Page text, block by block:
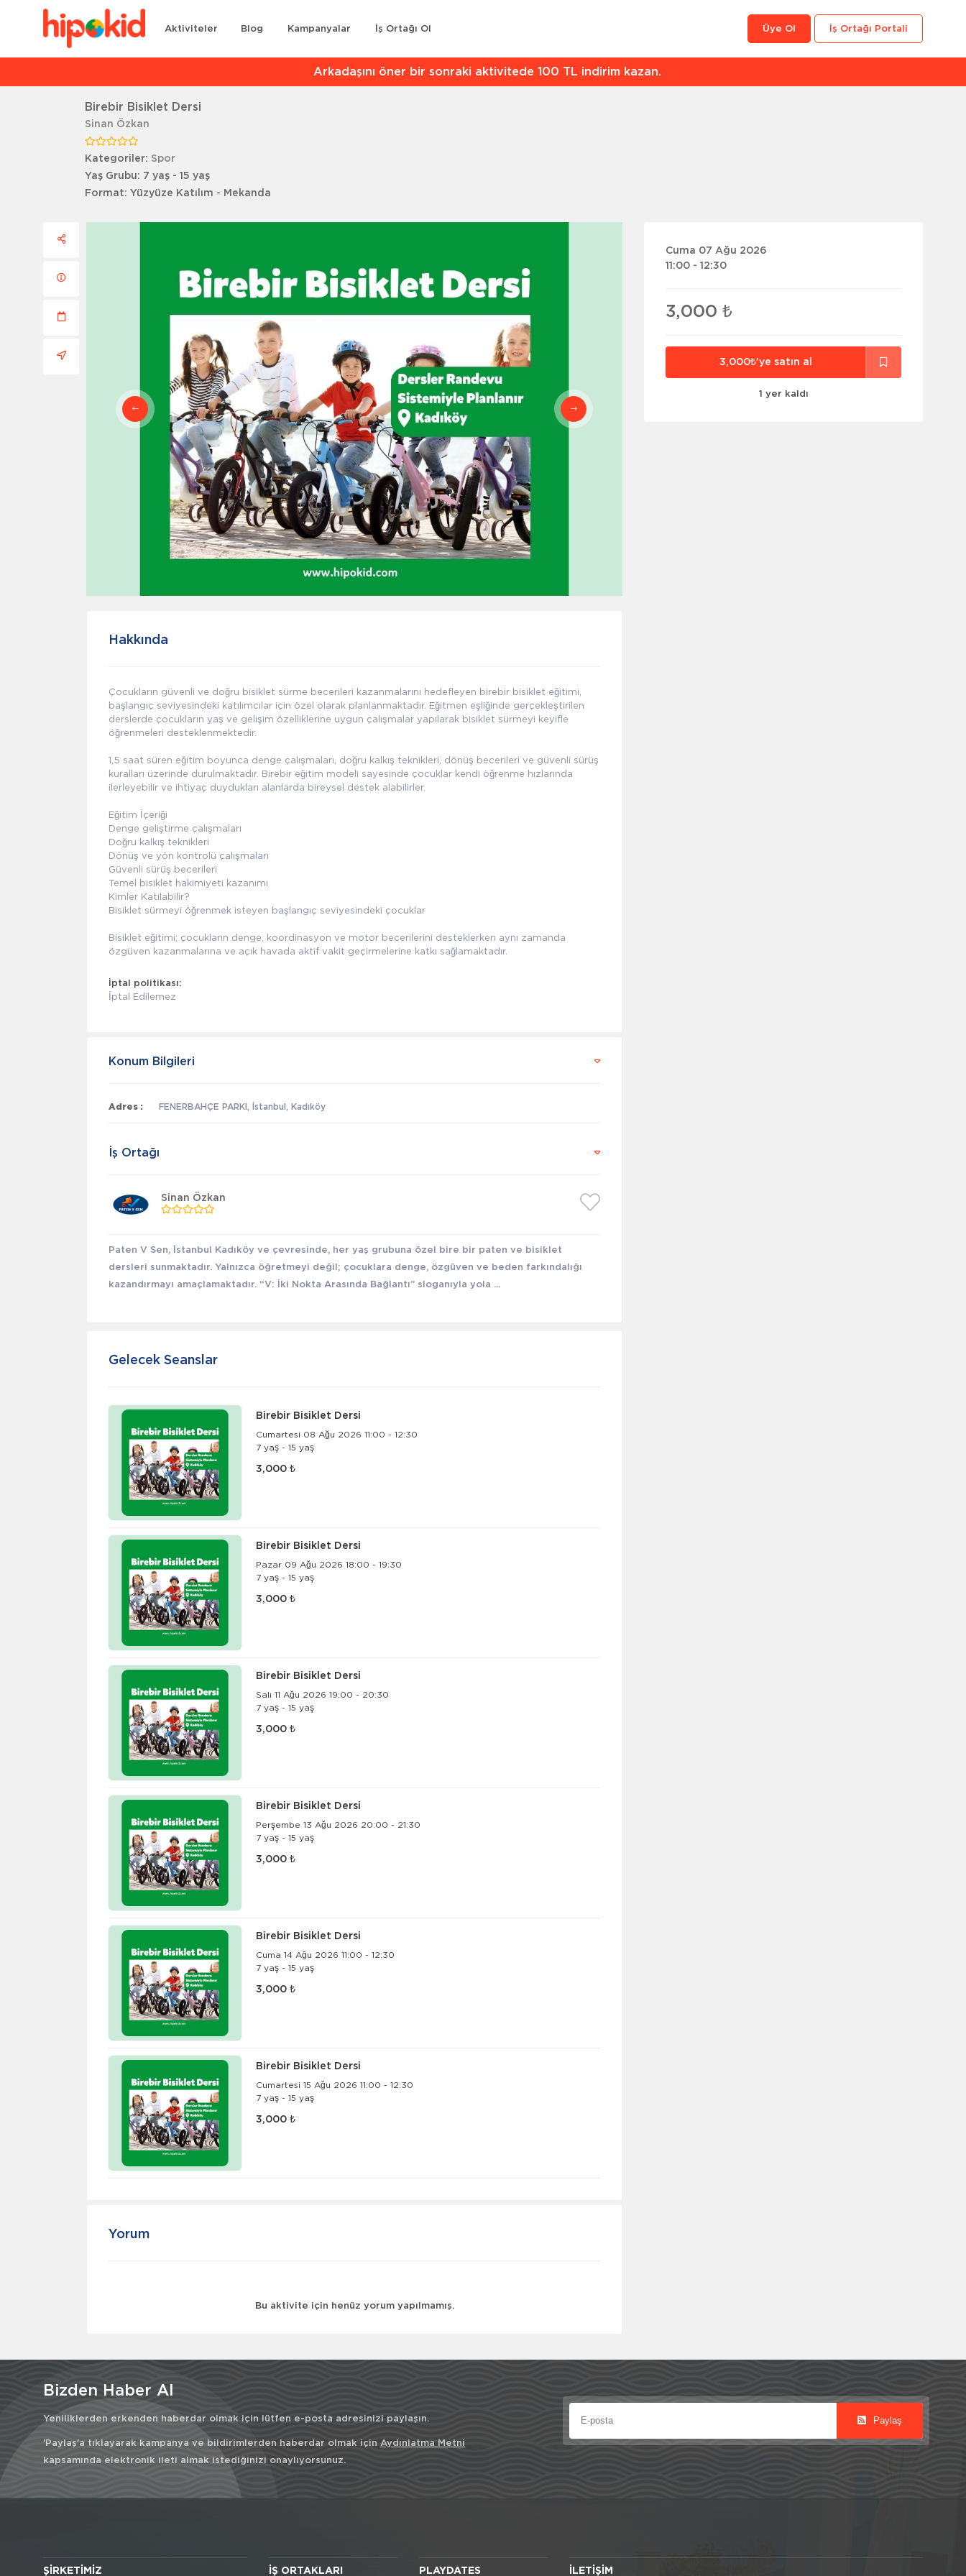
Aktiviteler Blog Kampanyalar İş Ortağı Ol İş Ortağı Portali
Üye Ol
Arkadaşını öner bir sonraki aktivitede 100 TL indirim kazan.
Birebir Bisiklet Dersi
Sinan Özkan
Kategoriler: Spor
Yaş Grubu: 7 yaş - 15 yaş
Format: Yüzyüze Katılım - Mekanda
Hakkında
Çocukların güvenli ve doğru bisiklet sürme becerileri kazanmalarını hedefleyen birebir bisiklet eğitimi,
başlangıç seviyesindeki katılımcılar için özel olarak planlanmaktadır. Eğitmen eşliğinde gerçekleştirilen
derslerde çocukların yaş ve gelişim özelliklerine uygun çalışmalar yapılarak bisiklet sürmeyi keyifle
öğrenmeleri desteklenmektedir.
1,5 saat süren eğitim boyunca denge çalışmaları, doğru kalkış teknikleri, dönüş becerileri ve güvenli sürüş
kuralları üzerinde durulmaktadır. Birebir eğitim modeli sayesinde çocuklar kendi öğrenme hızlarında
ilerleyebilir ve ihtiyaç duydukları alanlarda bireysel destek alabilirler.
Eğitim İçeriği
Denge geliştirme çalışmaları
Doğru kalkış teknikleri
Dönüş ve yön kontrolü çalışmaları
Güvenli sürüş becerileri
Temel bisiklet hakimiyeti kazanımı
Kimler Katılabilir?
Bisiklet sürmeyi öğrenmek isteyen başlangıç seviyesindeki çocuklar
Bisiklet eğitimi; çocukların denge, koordinasyon ve motor becerilerini desteklerken aynı zamanda
özgüven kazanmalarına ve açık havada aktif vakit geçirmelerine katkı sağlamaktadır.
İptal politikası:
İptal Edilemez
Konum Bilgileri
Adres : FENERBAHÇE PARKI, İstanbul, Kadıköy
İş Ortağı
Sinan Özkan
Paten V Sen, İstanbul Kadıköy ve çevresinde, her yaş grubuna özel bire bir paten ve bisiklet
dersleri sunmaktadır. Yalnızca öğretmeyi değil; çocuklara denge, özgüven ve beden farkındalığı
kazandırmayı amaçlamaktadır. “V: İki Nokta Arasında Bağlantı” sloganıyla yola ...
Gelecek Seanslar
Birebir Bisiklet Dersi
Cumartesi 08 Ağu 2026 11:00 - 12:30
7 yaş - 15 yaş
3,000 ₺
Birebir Bisiklet Dersi
Pazar 09 Ağu 2026 18:00 - 19:30
7 yaş - 15 yaş
3,000 ₺
Birebir Bisiklet Dersi
Salı 11 Ağu 2026 19:00 - 20:30
7 yaş - 15 yaş
3,000 ₺
Birebir Bisiklet Dersi
Perşembe 13 Ağu 2026 20:00 - 21:30
7 yaş - 15 yaş
3,000 ₺
Birebir Bisiklet Dersi
Cuma 14 Ağu 2026 11:00 - 12:30
7 yaş - 15 yaş
3,000 ₺
Birebir Bisiklet Dersi
Cumartesi 15 Ağu 2026 11:00 - 12:30
7 yaş - 15 yaş
3,000 ₺
Yorum
Bu aktivite için henüz yorum yapılmamış.
Cuma 07 Ağu 2026
11:00 - 12:30
3,000 ₺
3,000₺'ye satın al
1 yer kaldı
Bizden Haber Al
Yeniliklerden erkenden haberdar olmak için lütfen e-posta adresinizi paylaşın.
'Paylaş'a tıklayarak kampanya ve bildirimlerden haberdar olmak için Aydınlatma Metni
kapsamında elektronik ileti almak istediğinizi onaylıyorsunuz.
Paylaş
ŞIRKETIMIZ İŞ ORTAKLARI PLAYDATES İLETIŞIM